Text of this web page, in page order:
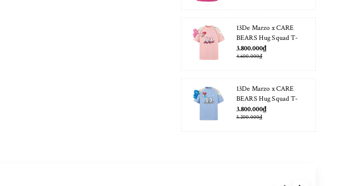
13De Marzo x CARE
BEARS Hug Squad T-
shirt Almond Blossom
3.800.000₫
4.600.000₫
13De Marzo x CARE
BEARS Hug Squad T-
shirt Placid Blue
3.800.000₫
5.200.000₫